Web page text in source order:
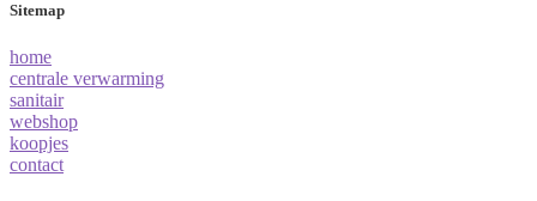
Sitemap
home
centrale verwarming
sanitair
webshop
koopjes
contact